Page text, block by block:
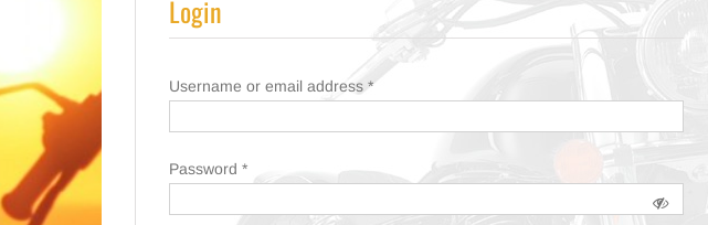
Login
Username or email address *
Password *